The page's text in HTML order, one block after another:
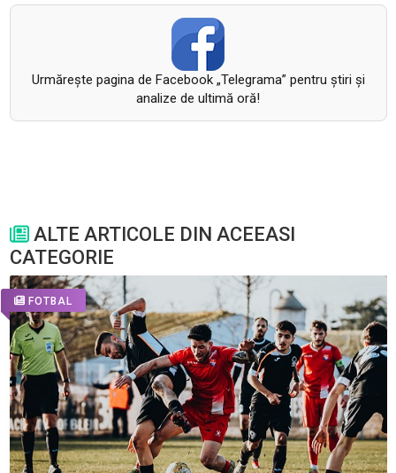
Urmăreşte pagina de Facebook „Telegrama” pentru ştiri şi
analize de ultimă oră!
ALTE ARTICOLE DIN ACEEASI
CATEGORIE
FOTBAL